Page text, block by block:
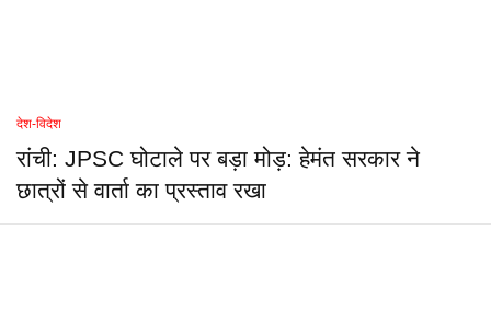
देश-विदेश
रांची: JPSC घोटाले पर बड़ा मोड़: हेमंत सरकार ने
छात्रों से वार्ता का प्रस्ताव रखा